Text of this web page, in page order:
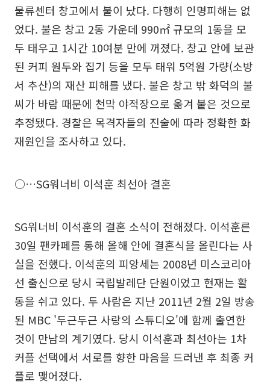
물류센터 창고에서 불이 났다. 다행히 인명피해는 없
었다. 불은 창고 2동 가운데 990㎡ 규모의 1동을 모
두 태우고 1시간 10여분 만에 꺼졌다. 창고 안에 보관
된 커피 원두와 집기 등을 모두 태워 5억원 가량(소방
서 추산)의 재산 피해를 냈다. 불은 창고 밖 화덕의 불
씨가 바람 때문에 천막 야적장으로 옮겨 붙은 것으로
추정됐다. 경찰은 목격자들의 진술에 따라 정확한 화
재원인을 조사하고 있다.
○…SG워너비 이석훈 최선아 결혼
SG워너비 이석훈의 결혼 소식이 전해졌다. 이석훈른
30일 팬카페를 통해 올해 안에 결혼식을 올린다는 사
실을 전했다. 이석훈의 피앙세는 2008년 미스코리아
선 출신으로 당시 국립발레단 단원이었고 현재는 활
동을 쉬고 있다. 두 사람은 지난 2011년 2월 2일 방송
된 MBC '두근두근 사랑의 스튜디오'에 함께 출연한
것이 만남의 계기였다. 당시 이석훈과 최선아는 1차
커플 선택에서 서로를 향한 마음을 드러낸 후 최종 커
플로 맺어졌다.